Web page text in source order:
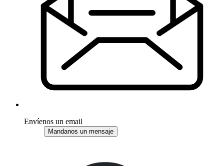
Envíenos un email
Mandanos un mensaje